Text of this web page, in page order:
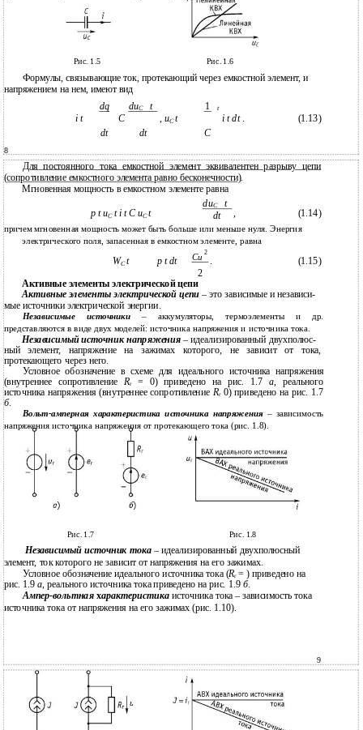
Рис. 1.5 Рис. 1.6
Формулы, связывающие ток, протекающий через емкостной элемент, и
напряжением на нем, имеют вид
i t
dq
C
duC
t
, uCt
1 t
i t dt .
(1.13)
dt
dt C
8
Для постоянного тока емкостной элемент эквивалентен разрыву цепи
(сопротивление емкостного элемента равно бесконечности).
Мгновенная мощность в емкостном элементе равна
p t uC t i t C uCt
duC
t
,
(1.14)
dt
причем мгновенная мощность может быть больше или меньше нуля. Энергия
электрического поля, запасенная в емкостном элементе, равна
Cu
2
WCt p t dt . (1.15)
2
Активные элементы электрической цепи
Активные элементы электрической цепи– это зависимые и независи-
мые источники электрической энергии.
Независимые источники– аккумуляторы, термоэлементы и др.
представляются в виде двух моделей: источника напряжения и источника тока.
Независимый источник напряжения– идеализированный двухполюс-
ный элемент, напряжение на зажимах которого, не зависит от тока,
протекающего через него.
Условное обозначение в схеме для идеального источника напряжения
(внутреннее сопротивление Rг = 0) приведено на рис. 1.7а, реального
источника напряжения (внутреннее сопротивление Rг 0) приведено на рис. 1.7
б.
Вольт-амперная характеристика источника напряжения – зависимость
напряжения источника напряжения от протекающего тока (рис. 1.8).
Рис. 1.7 Рис. 1.8
Независимый источник тока– идеализированный двухполюсный
элемент, ток которого не зависит от напряжения на его зажимах.
Условное обозначение идеального источника тока (Rг= ) приведено на
рис. 1.9а, реального источника тока приведено на рис. 1.9 б.
Ампер-вольтная характеристикаисточника тока – зависимость тока
источника тока от напряжения на его зажимах (рис. 1.10).
9